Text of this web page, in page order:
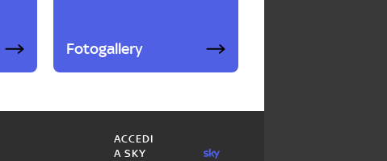
Fotogallery
ACCEDI
A SKY